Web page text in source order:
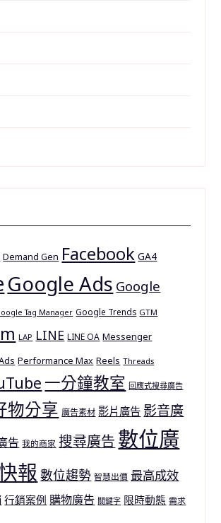
Demand Gen Facebook GA4
Google Ads Google
Tag Manager Google Trends GTM
LAP LINE LINE OA Messenger
Performance Max Reels Threads
一分鐘教室 回應式搜尋廣告
物分享 廣告素材 影片廣告 影音廣
告 我的商家 搜尋廣告 數位廣
報 數位趨勢 智慧出價 最高成效
行銷案例 購物廣告 關鍵字 限時動態 需求